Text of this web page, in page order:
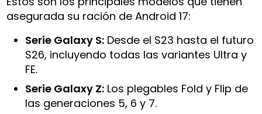
asegurada su ración de Android 17:
Serie Galaxy S: Desde el S23 hasta el futuro
S26, incluyendo todas las variantes Ultra y
FE.
Serie Galaxy Z: Los plegables Fold y Flip de
las generaciones 5, 6 y 7.